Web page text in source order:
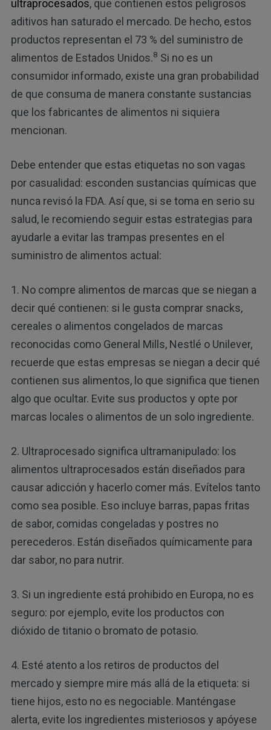
ultraprocesados, que contienen estos peligrosos
aditivos han saturado el mercado. De hecho, estos
productos representan el 73 % del suministro de
alimentos de Estados Unidos.8 Si no es un
consumidor informado, existe una gran probabilidad
de que consuma de manera constante sustancias
que los fabricantes de alimentos ni siquiera
mencionan.
Debe entender que estas etiquetas no son vagas
por casualidad: esconden sustancias químicas que
nunca revisó la FDA. Así que, si se toma en serio su
salud, le recomiendo seguir estas estrategias para
ayudarle a evitar las trampas presentes en el
suministro de alimentos actual:
1. No compre alimentos de marcas que se niegan a
decir qué contienen: si le gusta comprar snacks,
cereales o alimentos congelados de marcas
reconocidas como General Mills, Nestlé o Unilever,
recuerde que estas empresas se niegan a decir qué
contienen sus alimentos, lo que significa que tienen
algo que ocultar. Evite sus productos y opte por
marcas locales o alimentos de un solo ingrediente.
2. Ultraprocesado significa ultramanipulado: los
alimentos ultraprocesados están diseñados para
causar adicción y hacerlo comer más. Evítelos tanto
como sea posible. Eso incluye barras, papas fritas
de sabor, comidas congeladas y postres no
perecederos. Están diseñados químicamente para
dar sabor, no para nutrir.
3. Si un ingrediente está prohibido en Europa, no es
seguro: por ejemplo, evite los productos con
dióxido de titanio o bromato de potasio.
4. Esté atento a los retiros de productos del
mercado y siempre mire más allá de la etiqueta: si
tiene hijos, esto no es negociable. Manténgase
alerta, evite los ingredientes misteriosos y apóyese